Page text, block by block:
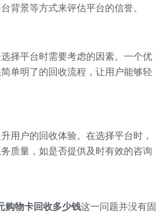
背景等方式来评估平台的信誉。
择平台时需要考虑的因素。一个优
单明了的回收流程，让用户能够轻
用户的回收体验。在选择平台时，
质量，如是否提供及时有效的咨询
购物卡回收多少钱这一问题并没有固